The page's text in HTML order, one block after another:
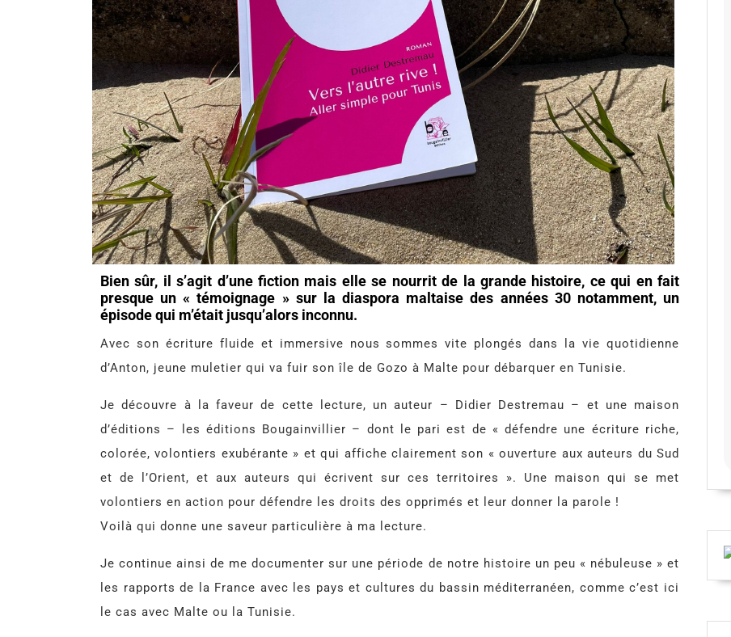
Bien sûr, il s’agit d’une fiction mais elle se nourrit de la grande histoire, ce qui en fait
presque un « témoignage » sur la diaspora maltaise des années 30 notamment, un
épisode qui m’était jusqu’alors inconnu.
Avec son écriture fluide et immersive nous sommes vite plongés dans la vie quotidienne
d’Anton, jeune muletier qui va fuir son île de Gozo à Malte pour débarquer en Tunisie.
Je découvre à la faveur de cette lecture, un auteur – Didier Destremau – et une maison
d’éditions – les éditions Bougainvillier – dont le pari est de « défendre une écriture riche,
colorée, volontiers exubérante » et qui affiche clairement son « ouverture aux auteurs du Sud
et de l’Orient, et aux auteurs qui écrivent sur ces territoires ». Une maison qui se met
volontiers en action pour défendre les droits des opprimés et leur donner la parole !
Voilà qui donne une saveur particulière à ma lecture.
Je continue ainsi de me documenter sur une période de notre histoire un peu « nébuleuse » et
les rapports de la France avec les pays et cultures du bassin méditerranéen, comme c’est ici
le cas avec Malte ou la Tunisie.